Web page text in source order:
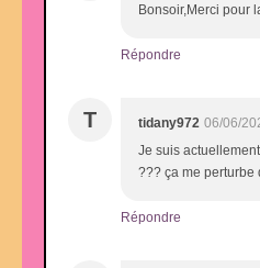
Bonsoir,Merci pour
Répondre
T tidany972 06/06/
Je suis
??? ça me perturbe
Répondre